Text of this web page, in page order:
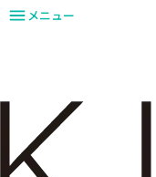
メニュー